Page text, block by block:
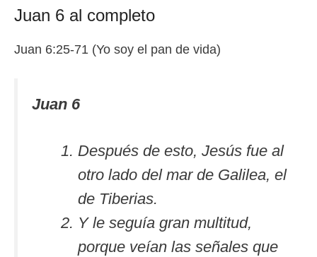
Juan 6 al completo
Juan 6:25-71 (Yo soy el pan de vida)
Juan 6
Después de esto, Jesús fue al
otro lado del mar de Galilea, el
de Tiberias.
Y le seguía gran multitud,
porque veían las señales que